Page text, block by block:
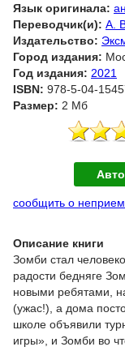
Язык оригинала:
Переводчик(и): А.
Издательство:
Город издания:
Год издания: 2021
ISBN: 978-5-04-
Размер: 2 Мб
сообщить о
Описание книги
Зомби стал
радости бедняге
новыми ребятами,
(ужас!), а дома
школе объявили
игры», и Зомби во